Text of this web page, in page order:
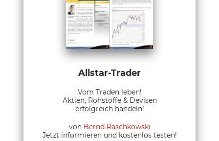
Allstar-Trader
Vom Traden leben!
Aktien, Rohstoffe & Devisen
erfolgreich handeln!
von Bernd Raschkowski
Jetzt informieren und kostenlos testen!